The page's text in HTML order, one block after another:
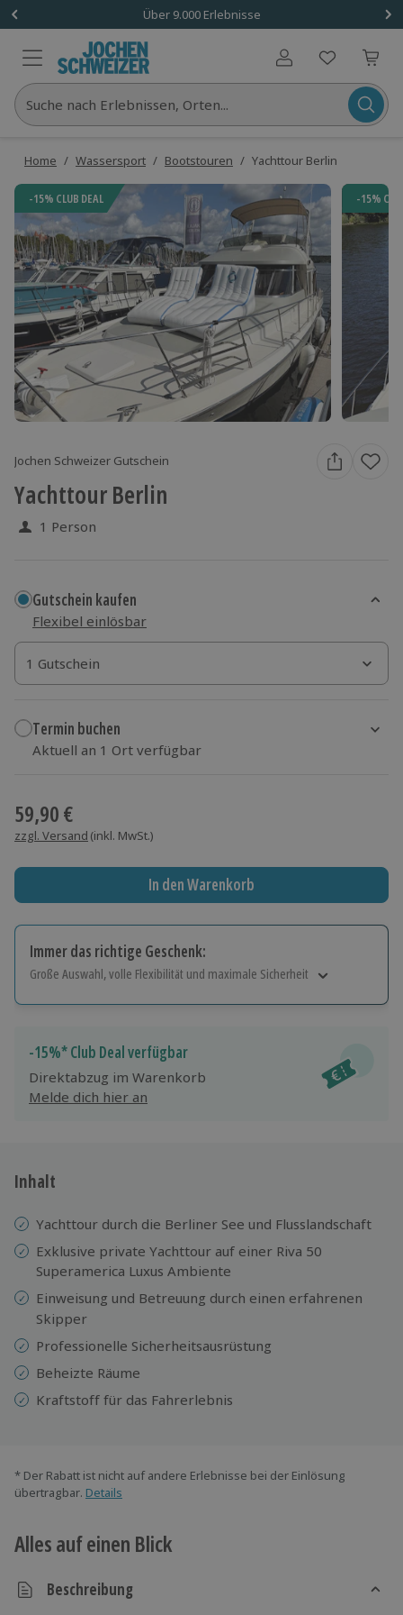
Über 9.000 Erlebnisse
Benutzerkonto
Suche nach Erlebnissen, Orten...
Home / Wassersport / Bootstouren / Yachttour Berlin
-15% CLUB DEAL -15%
Jochen Schweizer Gutschein
Yachttour Berlin
1 Person
Gutschein kaufen
Flexibel einlösbar
1 Gutschein
1 Gutschein
1 Gutschein
Termin buchen
Aktuell an 1 Ort verfügbar
59,90 €
zzgl. Versand (inkl. MwSt.)
In den Warenkorb
Immer das richtige Geschenk:
Große Auswahl, volle Flexibilität und maximale Sicherheit
Jeder Gutschein für alle Erlebnisse einlösbar.
Maximale Sicherheit
10 Jahre gültig & verlängerbar.
-15%* Club Deal verfügbar
Direktabzug im Warenkorb
Melde dich hier an
Inhalt
Yachttour durch die Berliner See und Flusslandschaft
Exklusive private Yachttour auf einer Riva 50
Superamerica Luxus Ambiente
Einweisung und Betreuung durch einen erfahrenen
Skipper
Professionelle Sicherheitsausrüstung
Beheizte Räume
Kraftstoff für das Fahrerlebnis
* Der Rabatt ist nicht auf andere Erlebnisse bei der Einlösung
übertragbar. Details
Alles auf einen Blick
Beschreibung